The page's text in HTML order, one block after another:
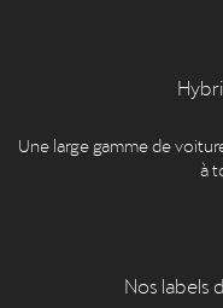
Une large gamme de
à
Nos labels